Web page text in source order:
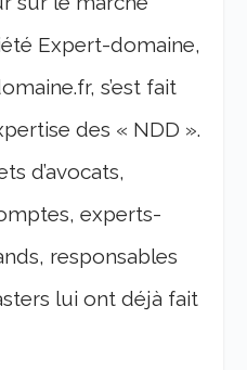
Expert-domaine,
s’est fait
des « NDD ».
d’avocats,
experts-
responsables
lui ont déjà fait